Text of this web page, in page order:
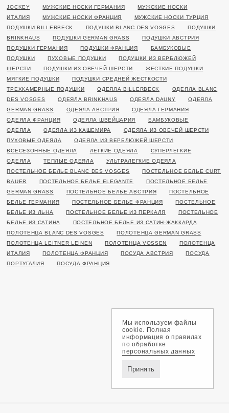
JOCKEY
МУЖСКИЕ НОСКИ ГЕРМАНИЯ
МУЖСКИЕ НОСКИ
ИТАЛИЯ
МУЖСКИЕ НОСКИ ФРАНЦИЯ
МУЖСКИЕ НОСКИ ТУРЦИЯ
ПОДУШКИ BILLERBECK
ПОДУШКИ BLANC DES VOSGES
ПОДУШКИ
BRINKHAUS
ПОДУШКИ GERMAN GRASS
ПОДУШКИ АВСТРИЯ
ПОДУШКИ ГЕРМАНИЯ
ПОДУШКИ ФРАНЦИЯ
БАМБУКОВЫЕ
ПОДУШКИ
ПУХОВЫЕ ПОДУШКИ
ПОДУШКИ ИЗ ВЕРБЛЮЖЕЙ
ШЕРСТИ
ПОДУШКИ ИЗ ОВЕЧЕЙ ШЕРСТИ
ЖЕСТКИЕ ПОДУШКИ
МЯГКИЕ ПОДУШКИ
ПОДУШКИ СРЕДНЕЙ ЖЕСТКОСТИ
ТРЕХКАМЕРНЫЕ ПОДУШКИ
ОДЕЯЛА BILLERBECK
ОДЕЯЛА BLANC
DES VOSGES
ОДЕЯЛА BRINKHAUS ОДЕЯЛА DAUNY
ОДЕЯЛА
GERMAN GRASS
ОДЕЯЛА АВСТРИЯ
ОДЕЯЛА ГЕРМАНИЯ
ОДЕЯЛА ФРАНЦИЯ
ОДЕЯЛА ШВЕЙЦАРИЯ
БАМБУКОВЫЕ
ОДЕЯЛА
ОДЕЯЛА ИЗ КАШЕМИРА
ОДЕЯЛА ИЗ ОВЕЧЕЙ ШЕРСТИ
ПУХОВЫЕ ОДЕЯЛА
ОДЕЯЛА ИЗ ВЕРБЛЮЖЕЙ ШЕРСТИ
ВСЕСЕЗОННЫЕ ОДЕЯЛА
ЛЕГКИЕ ОДЕЯЛА
СУПЕРЛЕГКИЕ
ОДЕЯЛА
ТЕПЛЫЕ ОДЕЯЛА
УЛЬТРАЛЕГКИЕ ОДЕЯЛА
ПОСТЕЛЬНОЕ БЕЛЬЕ BLANC DES VOSGES
ПОСТЕЛЬНОЕ БЕЛЬЕ CURT
BAUER
ПОСТЕЛЬНОЕ БЕЛЬЕ ELEGANTE
ПОСТЕЛЬНОЕ БЕЛЬЕ
GERMAN GRASS
ПОСТЕЛЬНОЕ БЕЛЬЕ АВСТРИЯ
ПОСТЕЛЬНОЕ
БЕЛЬЕ ГЕРМАНИЯ
ПОСТЕЛЬНОЕ БЕЛЬЕ ФРАНЦИЯ
ПОСТЕЛЬНОЕ
БЕЛЬЕ ИЗ ЛЬНА
ПОСТЕЛЬНОЕ БЕЛЬЕ ИЗ ПЕРКАЛЯ
ПОСТЕЛЬНОЕ
БЕЛЬЕ ИЗ САТИНА
ПОСТЕЛЬНОЕ БЕЛЬЕ ИЗ САТИН-ЖАККАРДА
ПОЛОТЕНЦА BLANC DES VOSGES
ПОЛОТЕНЦА GERMAN GRASS
ПОЛОТЕНЦА LEITNER LEINEN
ПОЛОТЕНЦА VOSSEN
ПОЛОТЕНЦА
ИТАЛИЯ
ПОЛОТЕНЦА ФРАНЦИЯ ПОСУДА АВСТРИЯ
ПОСУДА
ПОРТУГАЛИЯ
ПОСУДА ФРАНЦИЯ
Мы используем файлы
cookie. Полная
информация о правилах
по обработке
персональных данных
Принять